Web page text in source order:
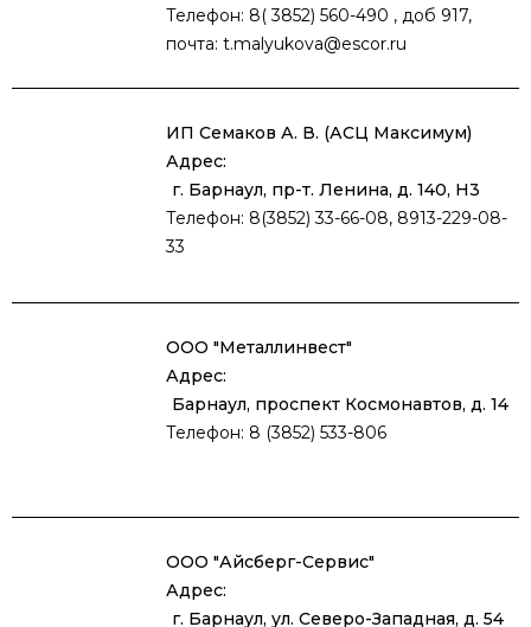
Телефон: 8( 3852) 560-490 , доб 917,
почта: t.malyukova@escor.ru
ИП Семаков А. В. (АСЦ Максимум)
Адрес:
г. Барнаул, пр-т. Ленина, д. 140, Н3
Телефон: 8(3852) 33-66-08, 8913-229-08-
33
ООО "Металлинвест"
Адрес:
Барнаул, проспект Космонавтов, д. 14
Телефон: 8 (3852) 533-806
ООО "Айсберг-Сервис"
Адрес:
г. Барнаул, ул. Северо-Западная, д. 54